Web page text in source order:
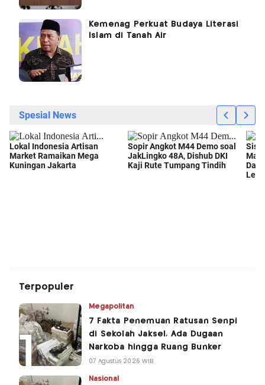
Kemenag Perkuat Budaya Literasi
Islam di Tanah Air
Terpopuler
Megapolitan
7 Fakta Penemuan Ratusan Senpi
di Sekolah Jaksel, Ada Dugaan
Narkoba hingga Ruang Bunker
07 Agustus 2026 WIB
Nasional